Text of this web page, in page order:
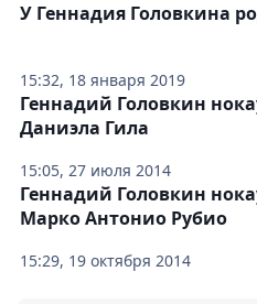
15:32, 18 января 2019
У Геннадия Головкина
15:05, 27 июля 2014
Геннадий Головкин
Даниэла Гила
15:29, 19 октября 2014
Геннадий Головкин
Марко Антонио Рубио